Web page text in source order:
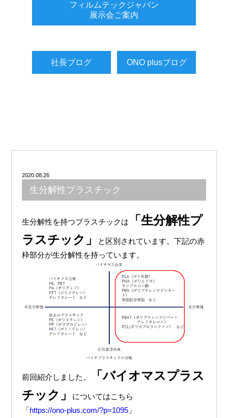
フィルムテックジャパン
展示会ご案内
社長ブログ ONO plusブログ
2020.08.26
生分解性プラスチック
生分解性を持つプラスチックは
「生分解性プ
ラスチック」
と区別されています。下記の赤
前回紹介しました。
「バイオマスプラス
チック」
についてはこちら
「 https://ono-plus.com/?p=1095 」